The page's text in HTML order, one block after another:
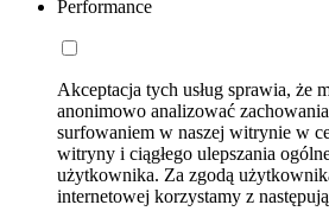
Performance
Akceptacja tych usług sprawia, że
anonimowo analizować
surfowaniem w naszej witrynie w
witryny i ciągłego ulepszania
użytkownika. Za zgodą
internetowej korzystamy z